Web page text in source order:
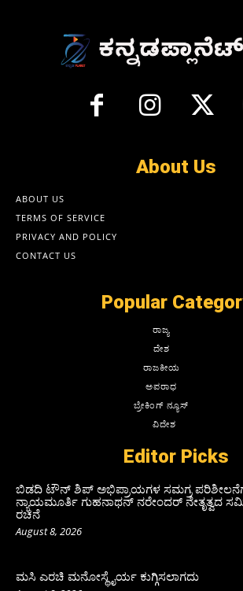
About Us
ABOUT US
TERMS OF SERVICE
PRIVACY AND POLICY
CONTACT US
Popular
ರಾಜ್ಯ
ದೇಶ
ರಾಜಕೀಯ
ಅಪರಾಧ
ಬ್ರೇಕಿಂಗ್ ನ್ಯೂಸ್
ವಿದೇಶ
Editor Picks
ಬಿಡದಿ ಟೌನ್ ಶಿಪ್ ಅಭಿಪ್ರಾಯಗಳ ಸಮಗ್ರ
ನ್ಯಾಯಮೂರ್ತಿ ಗುಹನಾಥನ್ ನರೇಂದರ್ ನೇತೃತ್ವದ
ರಚನೆ
August 8, 2026
ಮಸಿ ಎರಚಿ ಮನೋಸ್ಥೈರ್ಯ ಕುಗ್ಗಿಸಲಾಗದು